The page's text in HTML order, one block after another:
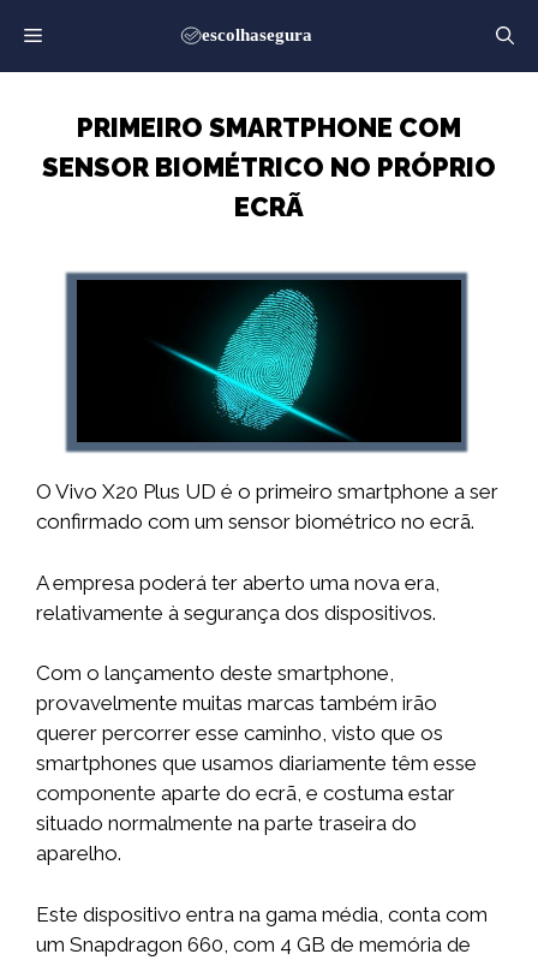
para
o
PRIMEIRO SMARTPHONE COM
SENSOR BIOMÉTRICO NO PRÓPRIO
ECRÃ
O Vivo X20 Plus UD é o primeiro smartphone a ser
confirmado com um sensor biométrico no ecrã.
A empresa poderá ter aberto uma nova era,
relativamente à segurança dos dispositivos.
Com o lançamento deste smartphone,
provavelmente muitas marcas também irão
querer percorrer esse caminho, visto que os
smartphones que usamos diariamente têm esse
componente aparte do ecrã, e costuma estar
situado normalmente na parte traseira do
aparelho.
Este dispositivo entra na gama média, conta com
um Snapdragon 660, com 4 GB de memória de